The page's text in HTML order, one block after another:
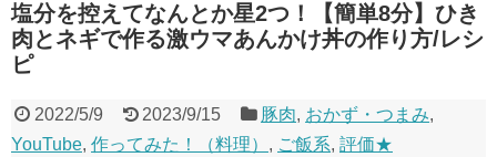
塩分を控えてなんとか星2つ！【簡単8分】ひき
肉とネギで作る激ウマあんかけ丼の作り方/レシ
ピ
2022/5/9 2023/9/15 豚肉, おかず・つまみ,
YouTube, 作ってみた！（料理） , ご飯系, 評価★